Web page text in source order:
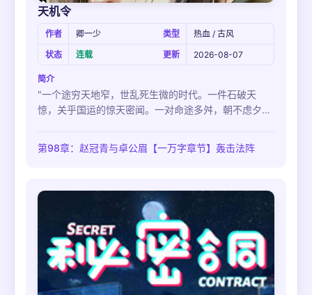
天机令
作者 卿一少 类型
热血 / 古风
状态
连载 更新 2026-08-07
简介
"一个途穷天地窄，世乱死生微的时代。一件石破天
惊，关乎国运的惊天密闻。一对命途多舛，朝不虑夕的
回首，世间万事，皆为造化弄人，缘也命也。"
第98章：赵冠青与卓公眉【一万字章节】轰击法阵